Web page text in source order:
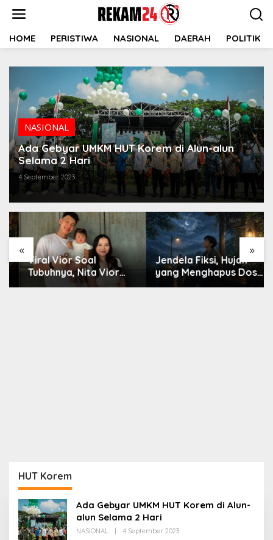
HOME PERISTIWA NASIONAL DAERAH POLITIK
NASIONAL
Ada Gebyar UMKM HUT Korem di Alun-alun
Selama 2 Hari
4 September 2023
« »
Viral Vior Soal
Tubuhnya, Nita Vior
Akui Nikmati Peranya
Jendela Fiksi, Hujan
yang Menghapus Dosa
HUT Korem
Ada Gebyar UMKM HUT Korem di Alun-
alun Selama 2 Hari
NASIONAL 4 September 2023Oleh